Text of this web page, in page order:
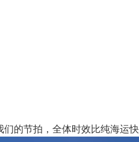
节拍，全体时效比纯海运快